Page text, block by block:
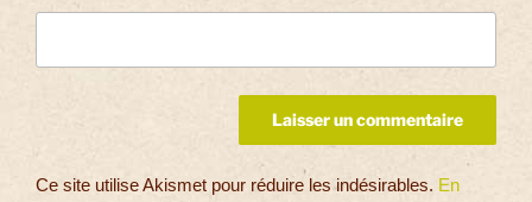
Ce site utilise Akismet pour réduire les indésirables. En